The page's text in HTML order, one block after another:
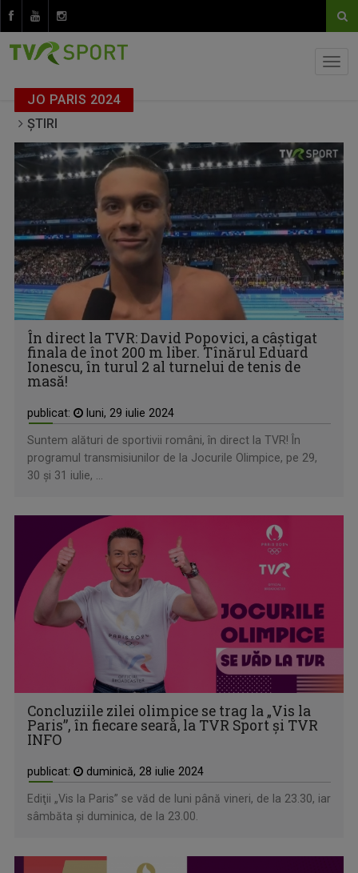
JO PARIS 2024
ȘTIRI
În direct la TVR: David Popovici, a câștigat
finala de înot 200 m liber. Tînărul Eduard
Ionescu, în turul 2 al turnelui de tenis de
masă!
publicat: luni, 29 iulie 2024
Suntem alături de sportivii români, în direct la TVR! În
programul transmisiunilor de la Jocurile Olimpice, pe 29,
30 şi 31 iulie, ...
Concluziile zilei olimpice se trag la „Vis la
Paris”, în fiecare seară, la TVR Sport şi TVR
INFO
publicat: duminică, 28 iulie 2024
Ediţii „Vis la Paris” se văd de luni până vineri, de la 23.30, iar
sâmbăta și duminica, de la 23.00.